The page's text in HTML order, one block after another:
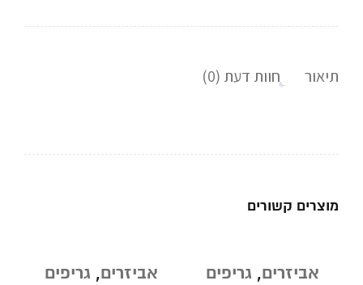
תיאור חוות דעת (0)
מוצרים קשורים
אביזרים, גריפים אביזרים, גריפים